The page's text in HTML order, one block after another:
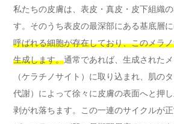
私たちの皮膚は、表皮・真皮・皮下組織
す。そのうち表皮の最深部にある基底層に
呼ばれる細胞が存在しており、このメラ
生成します。通常であれば、生成された
（ケラチノサイト）に取り込まれ、肌の
代謝）によって徐々に皮膚の表面へと押
剥がれ落ちます。この一連のサイクルが